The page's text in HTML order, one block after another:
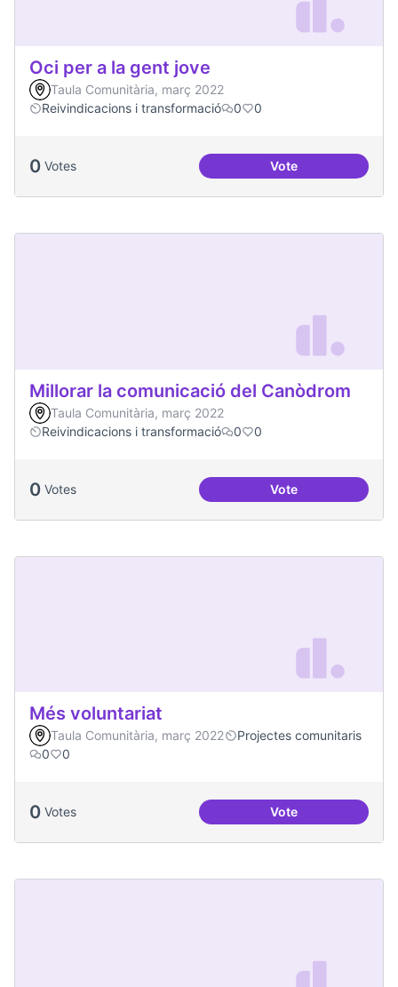
Oci per a la gent jove
Taula Comunitària, març 2022
Reivindicacions i transformació
0 0
0 Votes VoteOci per a la gent
Millorar la comunicació del Canòdrom
Taula Comunitària, març 2022
Reivindicacions i transformació
0 0
0 Votes VoteMillorar la
Més voluntariat
Taula Comunitària, març 2022
Projectes comunitaris
0
0
0 Votes VoteMés voluntariat